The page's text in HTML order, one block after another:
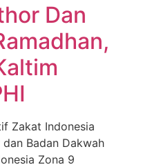
Dan
Zakat Indonesia
Badan Dakwah
Zona 9